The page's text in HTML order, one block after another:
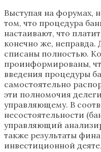
Выступая на форумах,
том, что процедура
настаивают, что
конечно же,
списаны полностью.
проинформированы,
введения процедуры
самостоятельно
эти полномочия
управляющему. В
несостоятельности
управляющий
также результаты
инвестиционной